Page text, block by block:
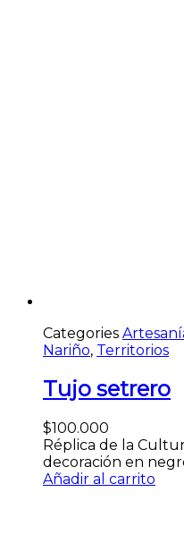
Categories
Nariño, Territorios
Tujo setrero
$100.000
Réplica de la
decoración en
Añadir al carrito